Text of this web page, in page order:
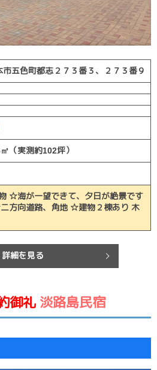
市五色町都志２７３番３、２７３番９
（実測約102坪）
☆海が一望できて、夕日が絶景です
方向道路、角地 ☆建物２棟あり 木
詳細を見る
御礼 淡路島民宿